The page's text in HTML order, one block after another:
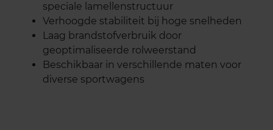
speciale lamellenstructuur
Verhoogde stabiliteit bij hoge snelheden
Laag brandstofverbruik door
geoptimaliseerde rolweerstand
Beschikbaar in verschillende maten voor
diverse sportwagens